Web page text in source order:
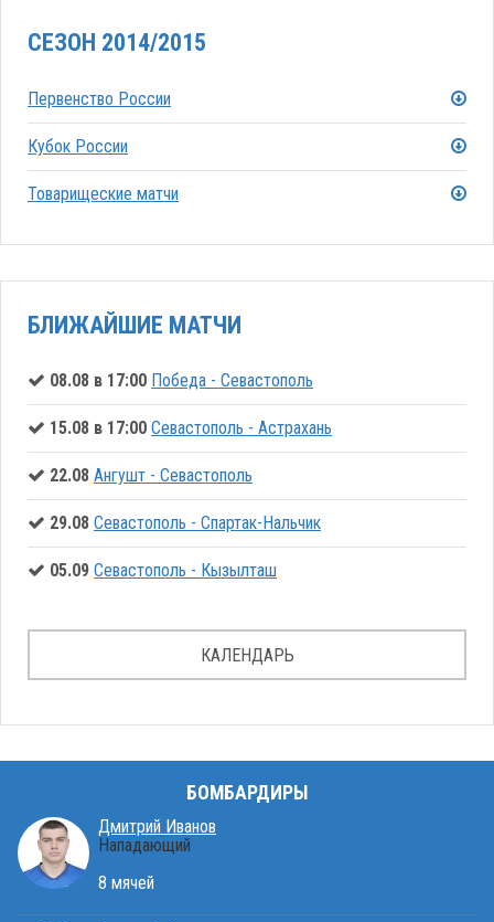
СЕЗОН 2014/2015
Первенство России
Кубок России
Товарищеские матчи
БЛИЖАЙШИЕ МАТЧИ
08.08 в 17:00 Победа - Севастополь
15.08 в 17:00 Севастополь - Астрахань
22.08 Ангушт - Севастополь
29.08 Севастополь - Спартак-Нальчик
05.09 Севастополь - Кызылташ
КАЛЕНДАРЬ
БОМБАРДИРЫ
Дмитрий Иванов
Нападающий
8 мячей